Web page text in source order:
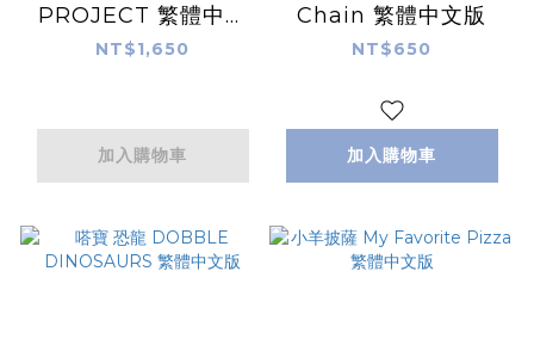
PROJECT 繁體中文
版
NT$1,650
加入購物車
Chain 繁體中文版
NT$650
加入購物車